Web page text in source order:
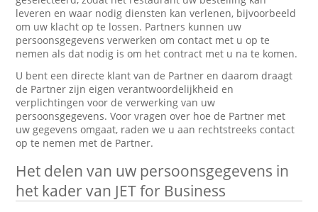
leveren en waar nodig diensten kan verlenen, bijvoorbeeld
om uw klacht op te lossen. Partners kunnen uw
persoonsgegevens verwerken om contact met u op te
nemen als dat nodig is om het contract met u na te komen.
U bent een directe klant van de Partner en daarom draagt
de Partner zijn eigen verantwoordelijkheid en
verplichtingen voor de verwerking van uw
persoonsgegevens. Voor vragen over hoe de Partner met
uw gegevens omgaat, raden we u aan rechtstreeks contact
op te nemen met de Partner.
Het delen van uw persoonsgegevens in
het kader van JET for Business